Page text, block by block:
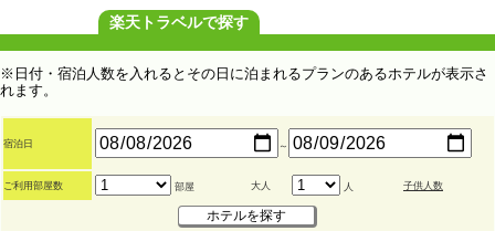
楽天トラベルで探す
※日付・宿泊人数を入れるとその日に泊まれるプランのあるホテルが表示さ
れます。
宿泊日 ～
ご利用部屋数 部屋 大人 人 子供人数